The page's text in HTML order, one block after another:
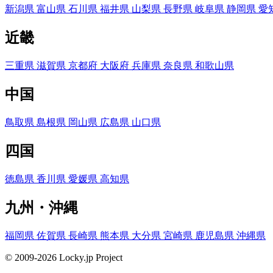
新潟県 富山県 石川県 福井県 山梨県 長野県 岐阜県 静岡県 愛
近畿
三重県 滋賀県 京都府 大阪府 兵庫県 奈良県 和歌山県
中国
鳥取県 島根県 岡山県 広島県 山口県
四国
徳島県 香川県 愛媛県 高知県
九州・沖縄
福岡県 佐賀県 長崎県 熊本県 大分県 宮崎県 鹿児島県 沖縄県
© 2009-2026 Locky.jp Project